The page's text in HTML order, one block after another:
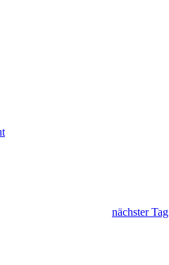
nächster Tag